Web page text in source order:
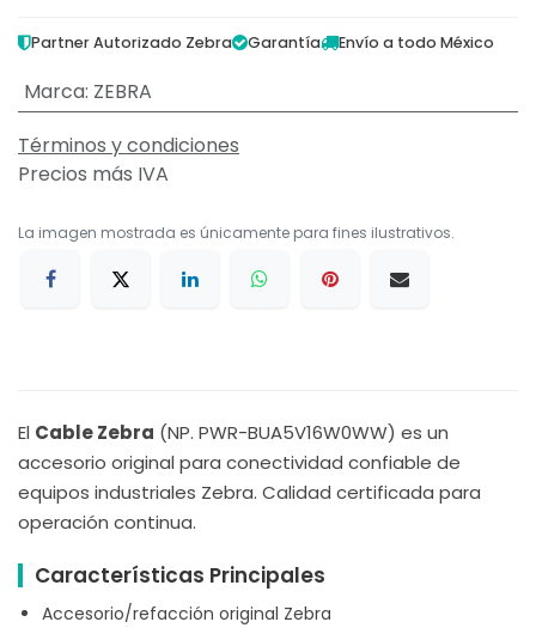
Partner Autorizado Zebra Garantía Envío a todo México
Marca: ZEBRA
Términos y condiciones
Precios más IVA
La imagen mostrada es únicamente para fines ilustrativos.
El Cable Zebra (NP. PWR-BUA5V16W0WW) es un
accesorio original para conectividad confiable de
equipos industriales Zebra. Calidad certificada para
operación continua.
Características Principales
Accesorio/refacción original Zebra